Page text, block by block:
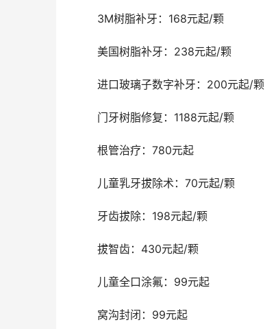
	3M树脂补牙：168元起/颗
	美国树脂补牙：238元起/颗
	进口玻璃子数字补牙：200元起/颗
	门牙树脂修复：1188元起/颗
	根管治疗：780元起
	儿童乳牙拔除术：70元起/颗
	牙齿拔除：198元起/颗
	拔智齿：430元起/颗
	儿童全口涂氟：99元起
	窝沟封闭：99元起